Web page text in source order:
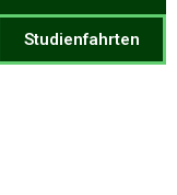
Studienfahrten